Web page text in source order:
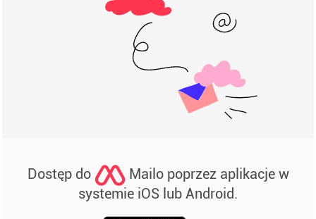
Dostęp do
Mailo poprzez aplikacje w
systemie iOS lub Android.